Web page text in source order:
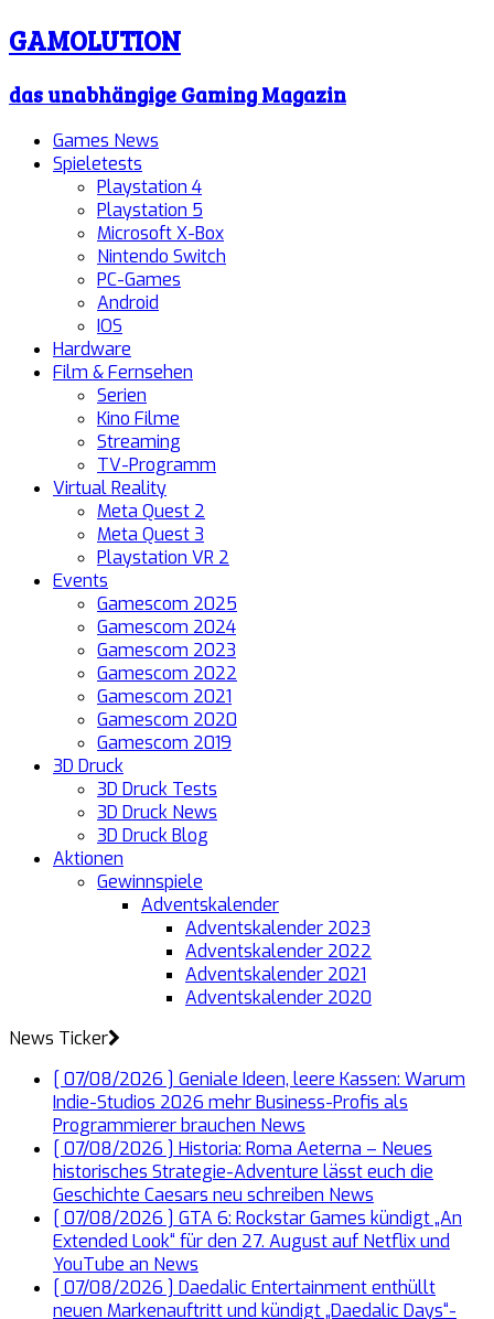
GAMOLUTION
das unabhängige Gaming Magazin
Games News
Spieletests
Playstation 4
Playstation 5
Microsoft X-Box
Nintendo Switch
PC-Games
Android
IOS
Hardware
Film & Fernsehen
Serien
Kino Filme
Streaming
TV-Programm
Virtual Reality
Meta Quest 2
Meta Quest 3
Playstation VR 2
Events
Gamescom 2025
Gamescom 2024
Gamescom 2023
Gamescom 2022
Gamescom 2021
Gamescom 2020
Gamescom 2019
3D Druck
3D Druck Tests
3D Druck News
3D Druck Blog
Aktionen
Gewinnspiele
Adventskalender
Adventskalender 2023
Adventskalender 2022
Adventskalender 2021
Adventskalender 2020
News Ticker
[ 07/08/2026 ] Geniale Ideen, leere Kassen: Warum
Indie-Studios 2026 mehr Business-Profis als
Programmierer brauchen News
[ 07/08/2026 ] Historia: Roma Aeterna – Neues
historisches Strategie-Adventure lässt euch die
Geschichte Caesars neu schreiben News
[ 07/08/2026 ] GTA 6: Rockstar Games kündigt „An
Extended Look“ für den 27. August auf Netflix und
YouTube an News
[ 07/08/2026 ] Daedalic Entertainment enthüllt
neuen Markenauftritt und kündigt „Daedalic Days“-